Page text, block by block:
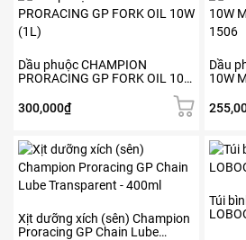
Dầu phuộc CHAMPION
PRORACING GP FORK OIL 10W
300,000₫
Dầu
10W
Xịt dưỡng xích (sên) Champion
Proracing GP Chain Lube
Túi